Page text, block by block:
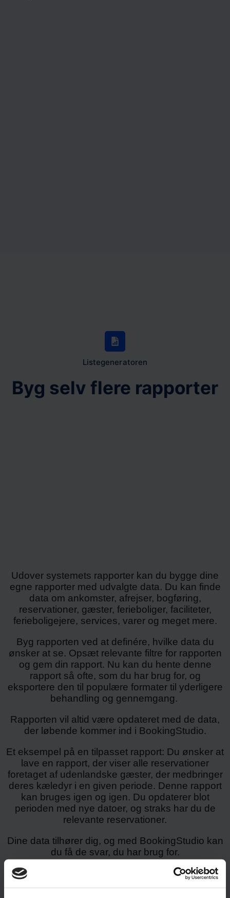
Listegeneratoren
Byg selv flere rapporter
Udover systemets rapporter kan du bygge dine
egne rapporter med udvalgte data. Du kan finde
data om ankomster, afrejser, bogføring,
reservationer, gæster, ferieboliger, faciliteter,
ferieboligejere, services, varer og meget mere.
Byg rapporten ved at definére, hvilke data du
ønsker at se. Opsæt relevante filtre for rapporten
og gem din rapport. Nu kan du hente denne
rapport så ofte, som du har brug for, og
eksportere den til populære formater til yderligere
behandling og gennemgang.
Rapporten vil altid være opdateret med de data,
der løbende kommer ind i BookingStudio.
Et eksempel på en tilpasset rapport: Du ønsker at
lave en rapport, der viser alle reservationer
foretaget af udenlandske gæster, der medbringer
deres kæledyr i en given periode. Denne rapport
kan bruges igen og igen. Du opdaterer blot
perioden med nye datoer, og straks har du de
relevante reservationer.
Dine data tilhører dig, og med BookingStudio kan
du få de svar, du har brug for.